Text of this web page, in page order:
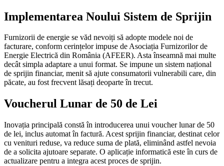
Implementarea Noului Sistem de Sprijin
Furnizorii de energie se văd nevoiți să adopte modele noi de
facturare, conform cerințelor impuse de Asociația Furnizorilor de
Energie Electrică din România (AFEER). Asta înseamnă mai multe
decât simpla adaptare a unui format. Se impune un sistem național
de sprijin financiar, menit să ajute consumatorii vulnerabili care, din
păcate, au fost frecvent lăsați deoparte în trecut.
Voucherul Lunar de 50 de Lei
Inovația principală constă în introducerea unui voucher lunar de 50
de lei, inclus automat în factură. Acest sprijin financiar, destinat celor
cu venituri reduse, va reduce suma de plată, eliminând astfel nevoia
de a solicita ajutoare separate. O aplicație informatică este în curs de
actualizare pentru a integra acest proces de sprijin.